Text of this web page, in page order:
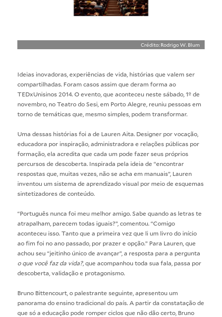
Crédito: Rodrigo W. Blum
Ideias inovadoras, experiências de vida, histórias que valem ser
compartilhadas. Foram casos assim que deram forma ao
TEDxUnisinos 2014. O evento, que aconteceu neste sábado, 1º de
novembro, no Teatro do Sesi, em Porto Alegre, reuniu pessoas em
torno de temáticas que, mesmo simples, podem transformar.
Uma dessas histórias foi a de Lauren Aita. Designer por vocação,
educadora por inspiração, administradora e relações públicas por
formação, ela acredita que cada um pode fazer seus próprios
percursos de descoberta. Inspirada pela ideia de “encontrar
respostas que, muitas vezes, não se acha em manuais”, Lauren
inventou um sistema de aprendizado visual por meio de esquemas
sintetizadores de conteúdo.
“Português nunca foi meu melhor amigo. Sabe quando as letras te
atrapalham, parecem todas iguais?”, comentou. “Comigo
aconteceu isso. Tanto que a primeira vez que li um livro do início
ao fim foi no ano passado, por prazer e opção.” Para Lauren, que
achou seu “jeitinho único de avançar”, a resposta para a pergunta
o que você faz da vida?, que acompanhou toda sua fala, passa por
descoberta, validação e protagonismo.
Bruno Bittencourt, o palestrante seguinte, apresentou um
panorama do ensino tradicional do país. A partir da constatação de
que só a educação pode romper ciclos que não dão certo, Bruno